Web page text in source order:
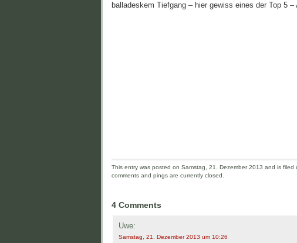
balladeskem Tiefgang – hier gewiss eines der Top 5
This entry was posted on Samstag, 21. Dezember 2013 and is filed
comments and pings are currently closed.
4 Comments
Uwe:
Samstag, 21. Dezember 2013 um 10:26